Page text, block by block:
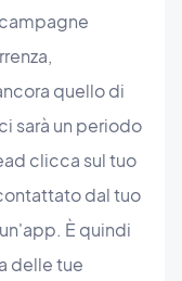
quello di
sarà un periodo
clicca sul tuo
dal tuo
È quindi
delle tue